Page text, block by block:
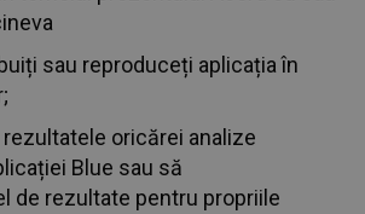
sau reproduceți aplicația în
oricărei analize
Blue sau să
de rezultate pentru propriile